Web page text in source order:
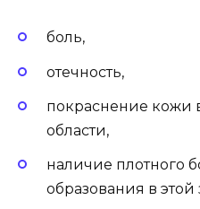
боль,
отечность,
покраснение кожи
области,
наличие плотного
образования в этой